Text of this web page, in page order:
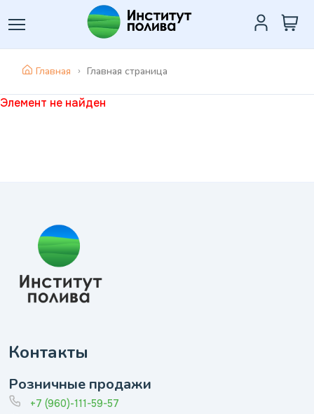
Главная Главная страница
Элемент не найден
Контакты
Розничные продажи
+7 (960)-111-59-57